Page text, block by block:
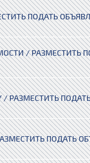
ПОДАТЬ
/ РАЗМЕСТИТЬ
/ РАЗМЕСТИТЬ
ПОДАТЬ